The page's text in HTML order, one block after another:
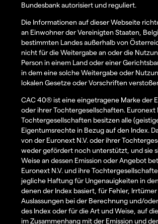
Bundesbank autorisiert und reguliert.
Die Informationen auf dieser Webseite
an Einwohner der Vereinigten Staaten,
bestimmten Landes außerhalb von
nicht für die Weitergabe an oder die
Person in einem Land oder einer
in dem eine solche Weitergabe oder
lokalen Gesetze oder Vorschriften
CAC 40® ist eine eingetragene Marke der
oder ihrer Tochtergesellschaften. Euronext
Tochtergesellschaften besitzen alle
Eigentumsrechte in Bezug auf den Index.
von der Euronext N.V. oder ihrer
weder gefördert noch unterstützt, und sie
Weise an dessen Emission oder Angebot
Euronext N.V. und ihre
jegliche Haftung für Ungenauigkeiten in
denen der Index basiert, für Fehler,
Auslassungen bei der Berechnung und/
des Index oder für die Art und Weise, auf
im Zusammenhang mit der Emission und